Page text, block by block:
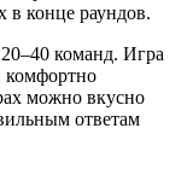
конце раундов.
команд. Игра
комфортно
можно вкусно
ответам